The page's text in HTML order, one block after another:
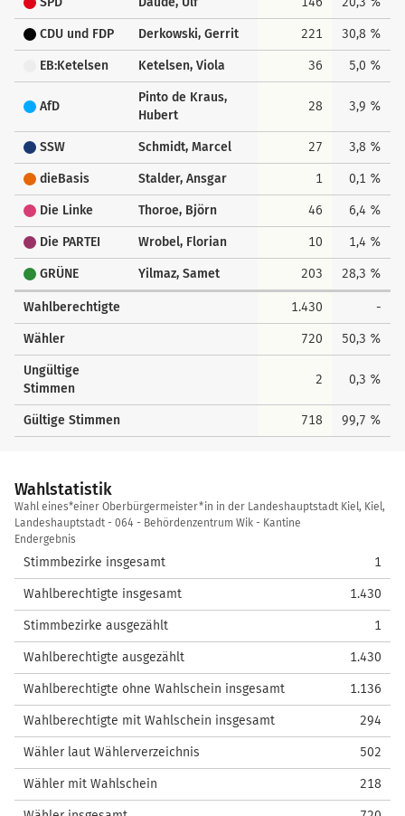
CDU und FDP Derkowski, Gerrit 221 30,8 %
EB:Ketelsen Ketelsen, Viola 36 5,0 %
AfD
Pinto de Kraus,
Hubert
28 3,9 %
SSW Schmidt, Marcel 27 3,8 %
dieBasis Stalder, Ansgar 1 0,1 %
Die Linke Thoroe, Björn 46 6,4 %
Die PARTEI Wrobel, Florian 10 1,4 %
GRÜNE Yilmaz, Samet 203 28,3 %
Wahlberechtigte 1.430 -
Wähler 720 50,3 %
Ungültige
Stimmen
2 0,3 %
Gültige Stimmen 718 99,7 %
Wahlstatistik
Wahlstatistik
Wahl eines*einer Oberbürgermeister*in in der Landeshauptstadt Kiel, Kiel,
Landeshauptstadt - 064 - Behördenzentrum Wik - Kantine
Endergebnis
Stimmbezirke insgesamt 1
Wahlberechtigte insgesamt 1.430
Stimmbezirke ausgezählt 1
Wahlberechtigte ausgezählt 1.430
Wahlberechtigte ohne Wahlschein insgesamt 1.136
Wahlberechtigte mit Wahlschein insgesamt 294
Wähler laut Wählerverzeichnis 502
Wähler mit Wahlschein 218